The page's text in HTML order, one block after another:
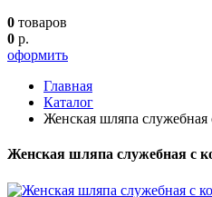
0 товаров
0 р.
оформить
Главная
Каталог
Женская шляпа служебная
Женская шляпа служебная с